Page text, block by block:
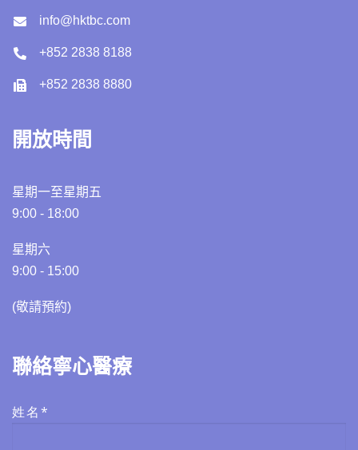
info@hktbc.com
+852 2838 8188
+852 2838 8880
開放時間
星期一至星期五
9:00 - 18:00
星期六
9:00 - 15:00
(敬請預約)​​
聯絡寧心醫療
姓名*